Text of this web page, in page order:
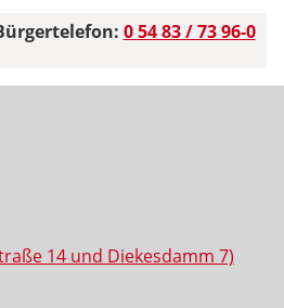
0 54 83 / 73 96-0
14 und Diekesdamm 7)